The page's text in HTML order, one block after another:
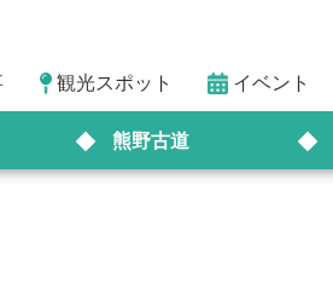
観光スポット イベント
熊野古道